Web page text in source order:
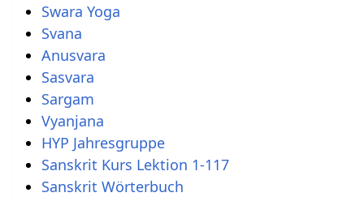
Swara Yoga
Svana
Anusvara
Sasvara
Sargam
Vyanjana
HYP Jahresgruppe
Sanskrit Kurs Lektion 1-117
Sanskrit Wörterbuch